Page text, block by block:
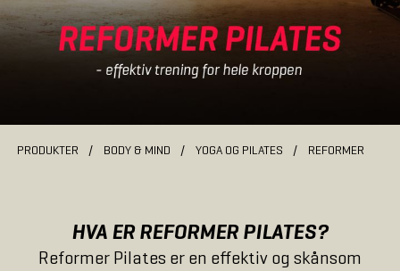
PRODUKTER / BODY & MIND / YOGA OG PILATES / REFORMER
HVA ER REFORMER PILATES?
Reformer Pilates er en effektiv og skånsom